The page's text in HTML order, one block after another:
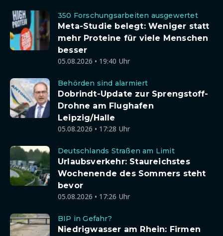
350 Forschungsarbeiten ausgewertet
Meta-Studie belegt: Weniger statt
mehr Proteine für viele Menschen
besser
05.08.2026 • 19:40 Uhr
Behörden sind alarmiert
Dobrindt-Update zur Sprengstoff-
Drohne am Flughafen
Leipzig/Halle
05.08.2026 • 17:28 Uhr
Deutschlands Straßen am Limit
Urlaubsverkehr: Staureichstes
Wochenende des Sommers steht
bevor
05.08.2026 • 17:26 Uhr
BIP in Gefahr?
Niedrigwasser am Rhein: Firmen